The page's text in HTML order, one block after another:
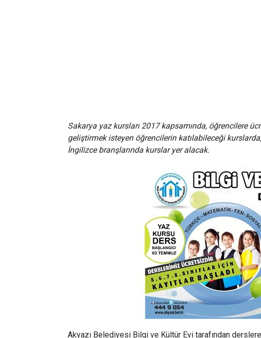
Sakarya yaz kursları 2017 kapsamında, öğrencilere
geliştirmek isteyen öğrencilerin katılabileceği
İngilizce branşlarında kurslar yer alacak.
Akyazı Belediyesi Bilgi ve Kültür Evi tarafından